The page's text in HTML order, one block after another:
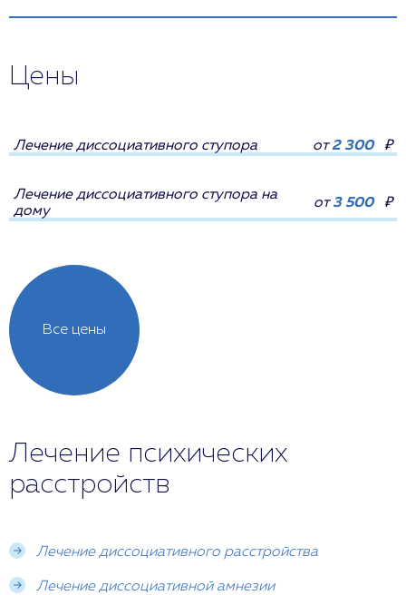
Цены
Все цены
Лечение диссоциативного ступора от2 300 ₽
Лечение диссоциативного ступора на
дому
от3 500 ₽
Лечение психических
расстройств
Лечение диссоциативного расстройства
Лечение диссоциативной амнезии